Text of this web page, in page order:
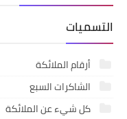
التسميات
أرقام الملائكة
الشاكرات السبع
كل شيء عن الملائكة